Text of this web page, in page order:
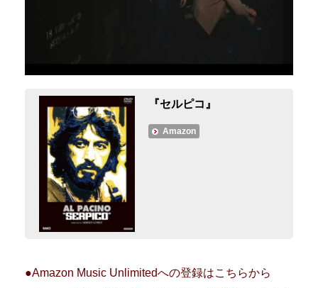
『セルピコ』
Amazon
●Amazon Music Unlimitedへの登録はこちらから